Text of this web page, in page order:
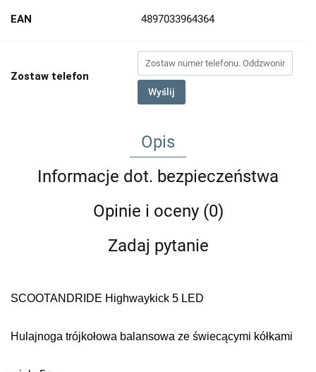
EAN 4897033964364
Zostaw telefon
Wyślij
Opis
Informacje dot. bezpieczeństwa
Opinie i oceny (0)
Zadaj pytanie
SCOOTANDRIDE Highwaykick 5 LED
Hulajnoga trójkołowa balansowa ze świecącymi kółkami